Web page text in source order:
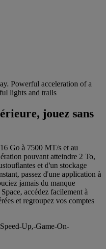
jouez sans
Go à 7500 MT/s et au
pouvant atteindre 2 To,
et d'un stockage
passez d'une application à
jamais du manque
accédez facilement à
et regroupez vos comptes